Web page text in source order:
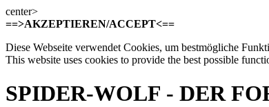
center>
==>AKZEPTIEREN/ACCEPT<==
Diese Webseite verwendet Cookies, um bestmögliche
This website uses cookies to provide the best possible
SPIDER-WOLF - DER